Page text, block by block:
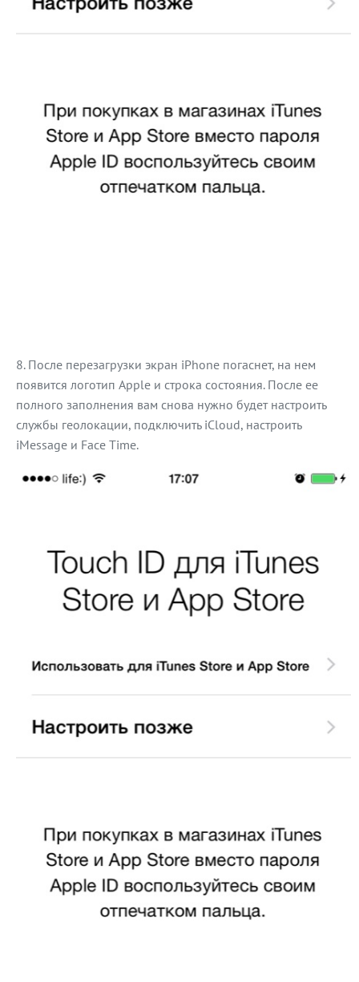
После перезагрузки экран iPhone погаснет, на нем
появится логотип Apple и строка состояния. После ее
полного заполнения вам снова нужно будет настроить
службы геолокации, подключить iCloud, настроить
iMessage и Face Time.